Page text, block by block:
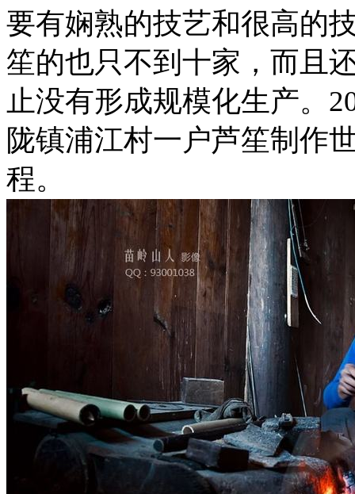
要有娴熟的技艺和很高的
笙的也只不到十家，而且
止没有形成规模化生产。
陇镇浦江村一户芦笙制作
程。